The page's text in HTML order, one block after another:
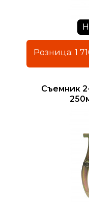
Съемник